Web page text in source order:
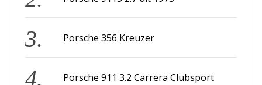
:
Porsche 356 Kreuzer
Porsche 911 3.2 Carrera Clubsport